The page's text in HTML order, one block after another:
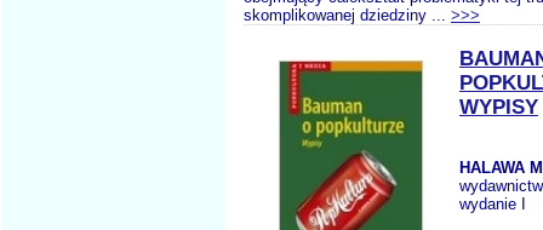
skomplikowanej dziedziny ... >>>
WYPISY
HALAWA
wydanie I